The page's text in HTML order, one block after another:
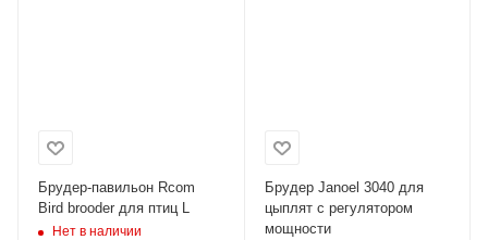
Брудер-павильон Rcom
Bird brooder для птиц L
Нет в наличии
Брудер Janoel 3040 для
цыплят с регулятором
мощности